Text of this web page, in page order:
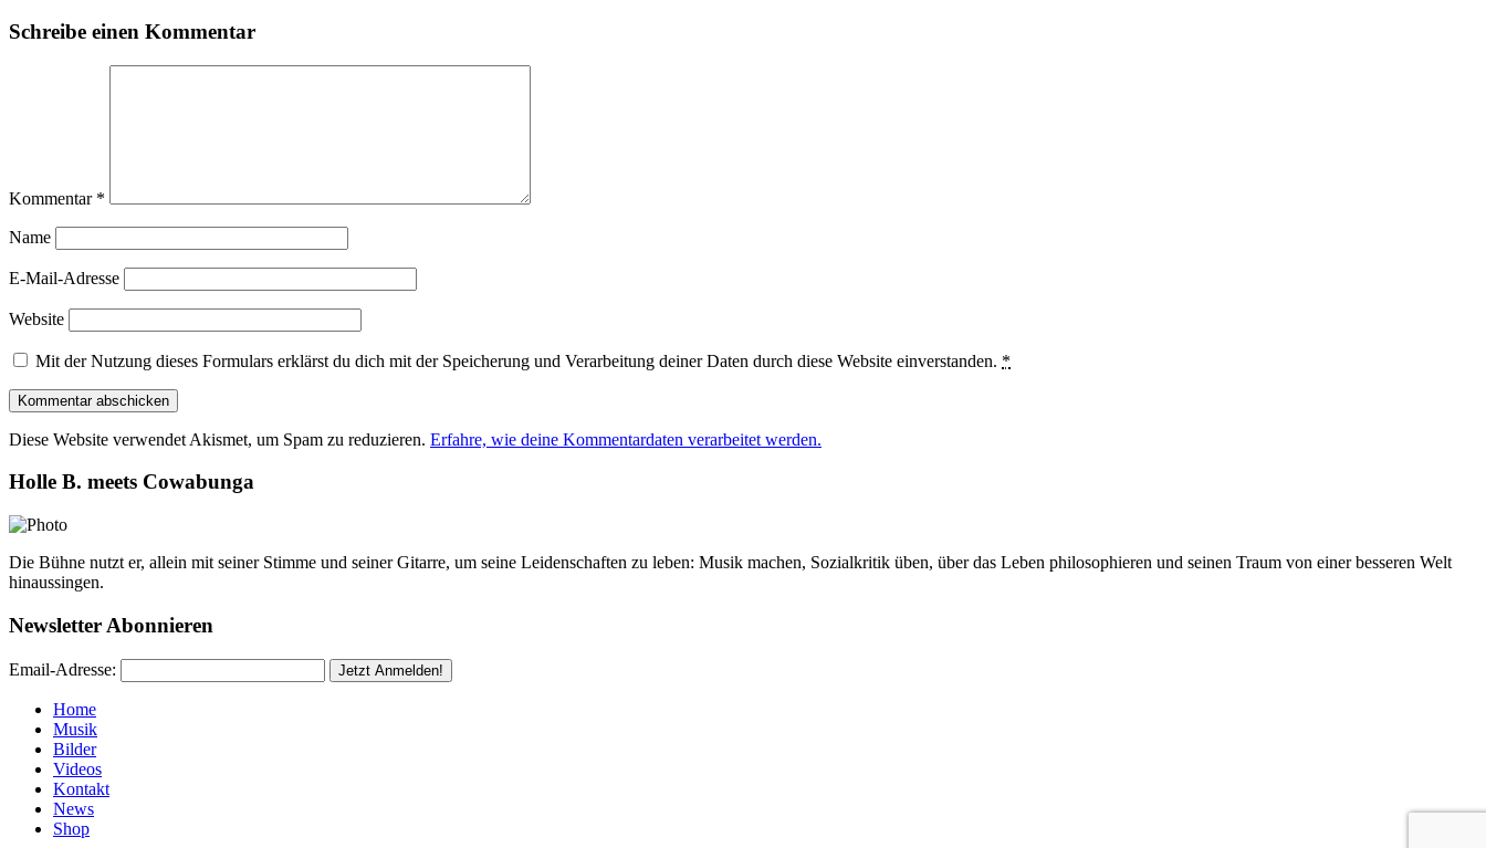
Schreibe einen Kommentar
Kommentar *
Name
E-Mail-Adresse
Website
Mit der Nutzung dieses Formulars erklärst du dich mit der Speicherung und Verarbeitung deiner Daten durch diese Website einverstanden. *
Diese Website verwendet Akismet, um Spam zu reduzieren. Erfahre, wie deine Kommentardaten verarbeitet werden.
Holle B. meets Cowabunga
Die Bühne nutzt er, allein mit seiner Stimme und seiner Gitarre, um seine Leidenschaften zu leben: Musik machen, Sozialkritik üben, über das Leben philosophieren und seinen Traum von einer besseren Welt
hinaussingen.
Newsletter Abonnieren
Email-Adresse:
Home
Musik
Bilder
Videos
Kontakt
News
Shop